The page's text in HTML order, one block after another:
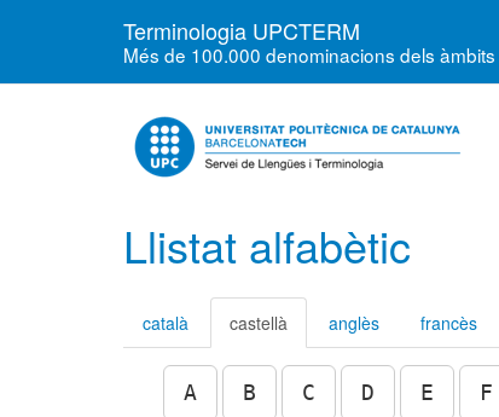
Terminologia UPCTERM
Més de 100.000 denominacions dels
Llistat alfabètic
català castellà anglès francès
A B C D E F